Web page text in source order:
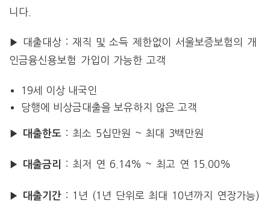
니다.
▶ 대출대상 : 재직 및 소득 제한없이 서울보증보험의 개
인금융신용보험 가입이 가능한 고객
19세 이상 내국인
당행에 비상금대출을 보유하지 않은 고객
▶ 대출한도: 최소 5십만원 ~ 최대 3백만원
▶ 대출금리 : 최저 연 6.14% ~ 최고 연 15.00%
▶ 대출기간: 1년 (1년 단위로 최대 10년까지 연장가능)